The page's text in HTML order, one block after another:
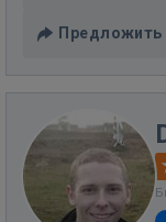
Предложить